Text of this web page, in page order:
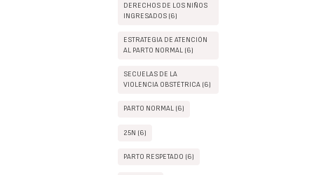
DERECHOS DE LOS NIÑOS
INGRESADOS (6)
ESTRATEGIA DE ATENCIÓN
AL PARTO NORMAL (6)
SECUELAS DE LA
VIOLENCIA OBSTÉTRICA (6)
PARTO NORMAL (6)
25N (6)
PARTO RESPETADO (6)